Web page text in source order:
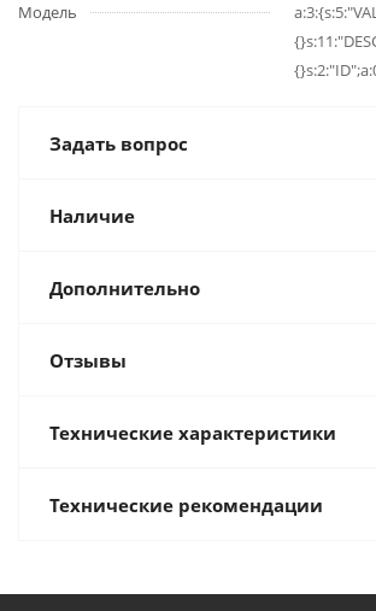
Модель
Задать вопрос
Наличие
Дополнительно
Отзывы
Технические характеристики
Технические рекомендации